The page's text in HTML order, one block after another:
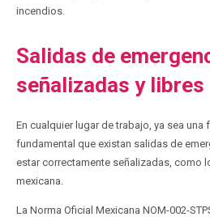
incendios.
Salidas de
señalizadas y libres
En cualquier lugar de trabajo, ya sea
fundamental que existan salidas de
estar correctamente señalizadas, como
mexicana.
La Norma Oficial Mexicana NOM-002-